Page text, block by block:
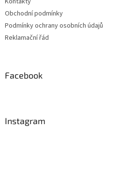
Obchodní podmínky
Podmínky ochrany osobních údajů
Reklamační řád
Facebook
Instagram